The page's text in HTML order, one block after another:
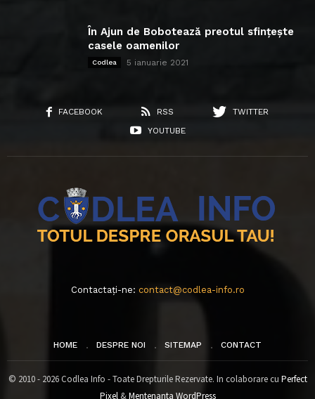
În Ajun de Bobotează preotul sfințește
casele oamenilor
Codlea 5 ianuarie 2021
FACEBOOK RSS
TWITTER
YOUTUBE
Contactați-ne: contact@codlea-info.ro
HOME DESPRE NOI SITEMAP CONTACT
© 2010 - 2026 Codlea Info - Toate Drepturile Rezervate. In colaborare cu Perfect
Pixel&Mentenanta WordPress